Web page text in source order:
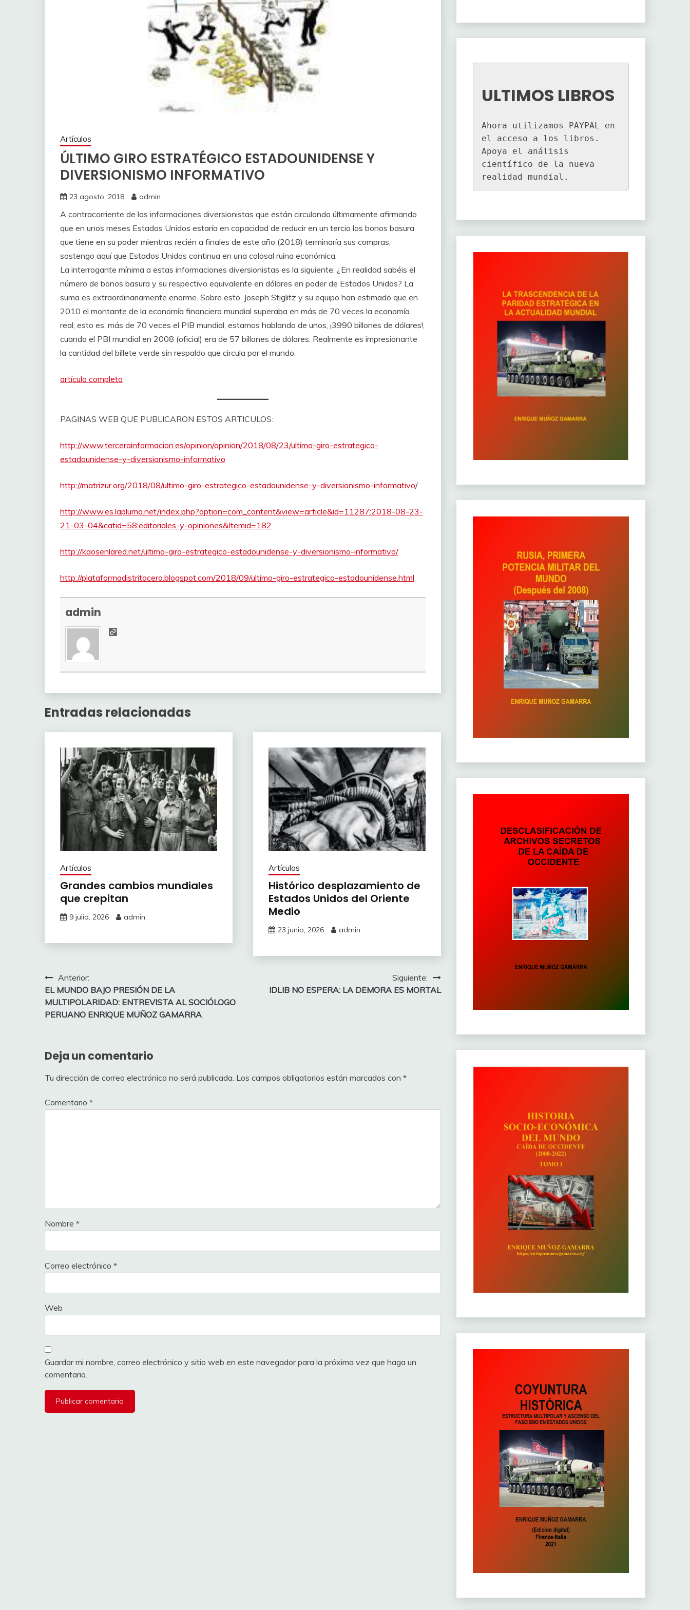
Artículos
ÚLTIMO GIRO ESTRATÉGICO ESTADOUNIDENSE Y
DIVERSIONISMO INFORMATIVO
23 agosto, 2018 admin
A contracorriente de las informaciones diversionistas que están circulando últimamente afirmando
que en unos meses Estados Unidos estaría en capacidad de reducir en un tercio los bonos basura
que tiene en su poder mientras recién a finales de este año (2018) terminaría sus compras,
sostengo aquí que Estados Unidos continua en una colosal ruina económica.
La interrogante mínima a estas informaciones diversionistas es la siguiente: ¿En realidad sabéis el
número de bonos basura y su respectivo equivalente en dólares en poder de Estados Unidos? La
suma es extraordinariamente enorme. Sobre esto, Joseph Stiglitz y su equipo han estimado que en
2010 el montante de la economía financiera mundial superaba en más de 70 veces la economía
real; esto es, más de 70 veces el PIB mundial, estamos hablando de unos, ¡3990 billones de dólares!,
cuando el PBI mundial en 2008 (oficial) era de 57 billones de dólares. Realmente es impresionante
la cantidad del billete verde sin respaldo que circula por el mundo.
artículo completo
PAGINAS WEB QUE PUBLICARON ESTOS ARTICULOS:
http://www.tercerainformacion.es/opinion/opinion/2018/08/23/ultimo-giro-estrategico-
estadounidense-y-diversionismo-informativo
http://matrizur.org/2018/08/ultimo-giro-estrategico-estadounidense-y-diversionismo-informativo/
http://www.es.lapluma.net/index.php?option=com_content&view=article&id=11287:2018-08-23-
21-03-04&catid=58:editoriales-y-opiniones&Itemid=182
http://kaosenlared.net/ultimo-giro-estrategico-estadounidense-y-diversionismo-informativo/
http://plataformadistritocero.blogspot.com/2018/09/ultimo-giro-estrategico-estadounidense.html
admin
Entradas relacionadas
Artículos
Grandes cambios mundiales
que crepitan
9 julio, 2026 admin
Artículos
Histórico desplazamiento de
Estados Unidos del Oriente
Medio
23 junio, 2026 admin
Navegación
de
entradas
Anterior:
EL MUNDO BAJO PRESIÓN DE LA
MULTIPOLARIDAD: ENTREVISTA AL SOCIÓLOGO
PERUANO ENRIQUE MUÑOZ GAMARRA
Siguiente:
IDLIB NO ESPERA: LA DEMORA ES MORTAL
Deja un comentario
Tu dirección de correo electrónico no será publicada. Los campos obligatorios están marcados con *
Comentario *
Nombre *
Correo electrónico *
Web
Guardar mi nombre, correo electrónico y sitio web en este navegador para la próxima vez que haga un
comentario.
ULTIMOS LIBROS
Ahora utilizamos PAYPAL en
el acceso a los libros.
Apoya el análisis
científico de la nueva
realidad mundial.